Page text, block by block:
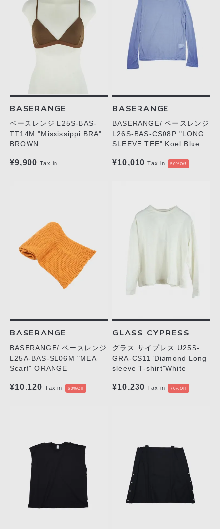
BASERANGE
ベースレンジ L25S-BAS-
TT14M "Mississippi BRA"
BROWN
¥9,900 Tax in
BASERANGE
BASERANGE/ ベースレンジ
L26S-BAS-CS08P "LONG
SLEEVE TEE" Koel Blue
¥10,010 Tax in 50%Off
BASERANGE
BASERANGE/ ベースレンジ
L25A-BAS-SL06M "MEA
Scarf" ORANGE
¥10,120 Tax in 60%Off
GLASS CYPRESS
グラス サイプレス U25S-
GRA-CS11”Diamond Long
sleeve T-shirt"White
¥10,230 Tax in 70%Off